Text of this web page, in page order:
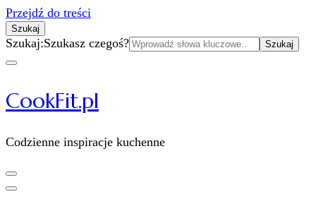
Przejdź do treści
Szukaj
Szukaj:Szukasz czegoś?
CookFit.pl
Codzienne inspiracje kuchenne